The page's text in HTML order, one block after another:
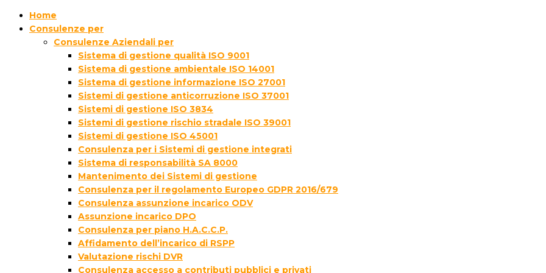
Home
Consulenze per
Consulenze Aziendali per
Sistema di gestione qualità ISO 9001
Sistema di gestione ambientale ISO 14001
Sistema di gestione informazione ISO 27001
Sistemi di gestione anticorruzione ISO 37001
Sistemi di gestione ISO 3834
Sistemi di gestione rischio stradale ISO 39001
Sistemi di gestione ISO 45001
Consulenza per i Sistemi di gestione integrati
Sistema di responsabilità SA 8000
Mantenimento dei Sistemi di gestione
Consulenza per il regolamento Europeo GDPR 2016/679
Consulenza assunzione incarico ODV
Assunzione incarico DPO
Consulenza per piano H.A.C.C.P.
Affidamento dell’incarico di RSPP
Valutazione rischi DVR
Consulenza accesso a contributi pubblici e privati